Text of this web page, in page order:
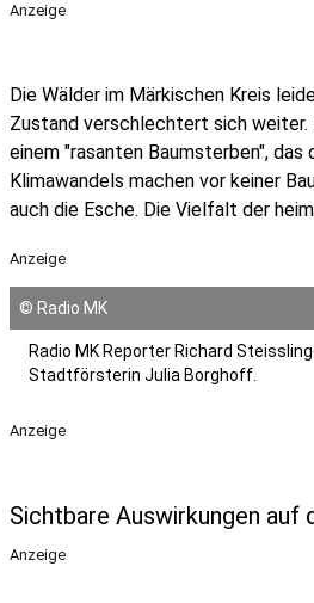
Anzeige
Die Wälder im Märkischen Kreis
Zustand verschlechtert sich
einem "rasanten Baumsterben",
Klimawandels machen vor keiner
auch die Esche. Die Vielfalt der
Anzeige
© Radio MK
Radio MK Reporter Richard
Stadtförsterin Julia Borghoff.
Anzeige
Sichtbare Auswirkungen auf
Anzeige